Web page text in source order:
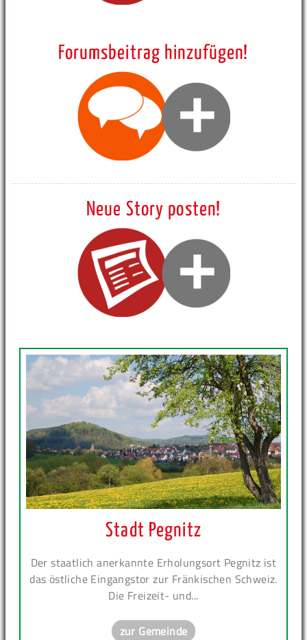
Forumsbeitrag hinzufügen!
Neue Story posten!
Stadt Pegnitz
Der staatlich anerkannte Erholungsort Pegnitz ist
das östliche Eingangstor zur Fränkischen Schweiz.
Die Freizeit- und...
zur Gemeinde